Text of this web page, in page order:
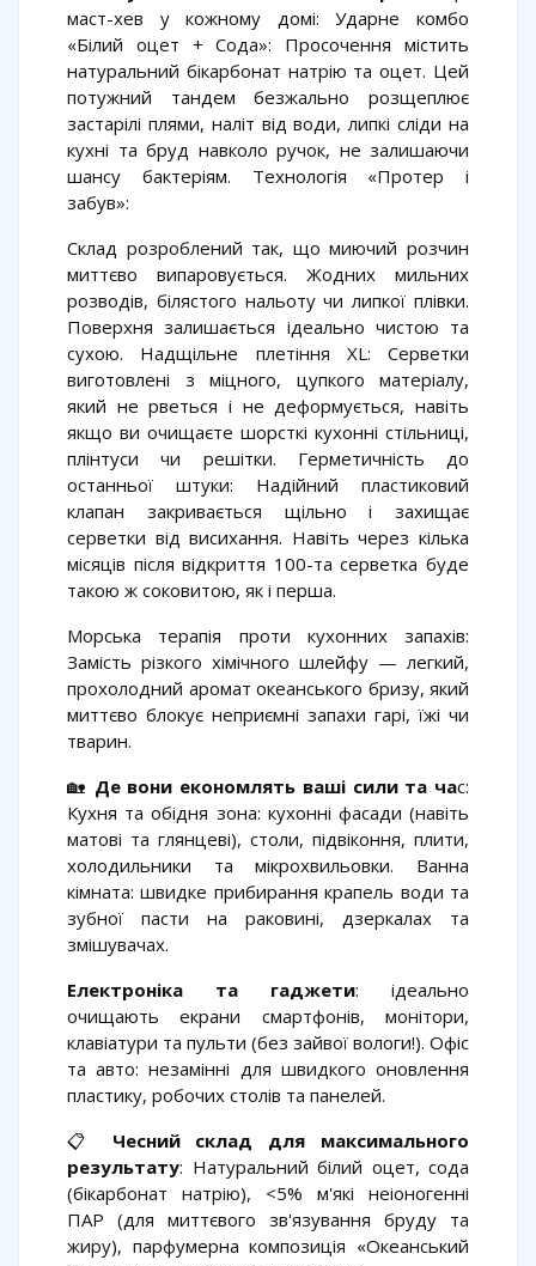
маст-хев у кожному домі: Ударне комбо
«Білий оцет + Сода»: Просочення містить
натуральний бікарбонат натрію та оцет. Цей
потужний тандем безжально розщеплює
застарілі плями, наліт від води, липкі сліди на
кухні та бруд навколо ручок, не залишаючи
шансу бактеріям. Технологія «Протер і
забув»:
Склад розроблений так, що миючий розчин
миттєво випаровується. Жодних мильних
розводів, білястого нальоту чи липкої плівки.
Поверхня залишається ідеально чистою та
сухою. Надщільне плетіння XL: Серветки
виготовлені з міцного, цупкого матеріалу,
який не рветься і не деформується, навіть
якщо ви очищаєте шорсткі кухонні стільниці,
плінтуси чи решітки. Герметичність до
останньої штуки: Надійний пластиковий
клапан закривається щільно і захищає
серветки від висихання. Навіть через кілька
місяців після відкриття 100-та серветка буде
такою ж соковитою, як і перша.
Морська терапія проти кухонних запахів:
Замість різкого хімічного шлейфу — легкий,
прохолодний аромат океанського бризу, який
миттєво блокує неприємні запахи гарі, їжі чи
тварин.
🏡 Де вони економлять ваші сили та час:
Кухня та обідня зона: кухонні фасади (навіть
матові та глянцеві), столи, підвіконня, плити,
холодильники та мікрохвильовки. Ванна
кімната: швидке прибирання крапель води та
зубної пасти на раковині, дзеркалах та
змішувачах.
Електроніка та гаджети: ідеально
очищають екрани смартфонів, монітори,
клавіатури та пульти (без зайвої вологи!). Офіс
та авто: незамінні для швидкого оновлення
пластику, робочих столів та панелей.
📋 Чесний склад для максимального
результату: Натуральний білий оцет, сода
(бікарбонат натрію), <5% м'які неіоногенні
ПАР (для миттєвого зв'язування бруду та
жиру), парфумерна композиція «Океанський